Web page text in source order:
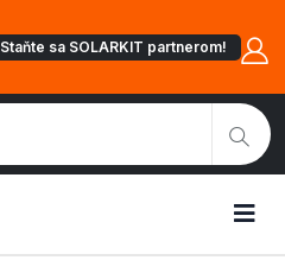
Staňte sa SOLARKIT partnerom!